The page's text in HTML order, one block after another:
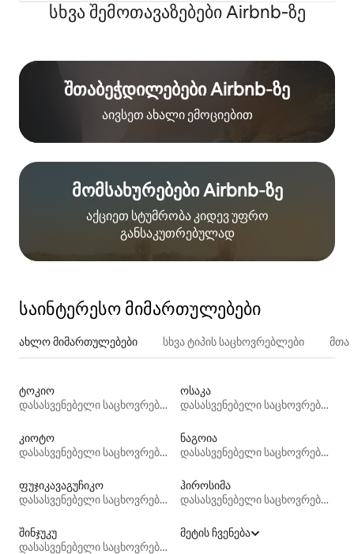
სხვა შემოთავაზებები Airbnb‑ზე
შთაბეჭდილებები Airbnb‑ზე
აივსეთ ახალი ემოციებით
მომსახურებები Airbnb‑ზე
აქციეთ სტუმრობა კიდევ უფრო
განსაკუთრებულად
საინტერესო მიმართულებები
ახლო მიმართულებები სხვა ტიპის საცხოვრებლები
ტოკიო
დასასვენებელი საცხოვრებლები
ოსაკა
დასასვენებელი საცხოვრებლები
კიოტო
დასასვენებელი საცხოვრებლები
ნაგოია
დასასვენებელი საცხოვრებლები
ფუჯიკავაგუჩიკო
დასასვენებელი საცხოვრებლები
ჰიროსიმა
დასასვენებელი საცხოვრებლები
შინჯუკუ
დასასვენებელი საცხოვრებლები
მეტის ჩვენება